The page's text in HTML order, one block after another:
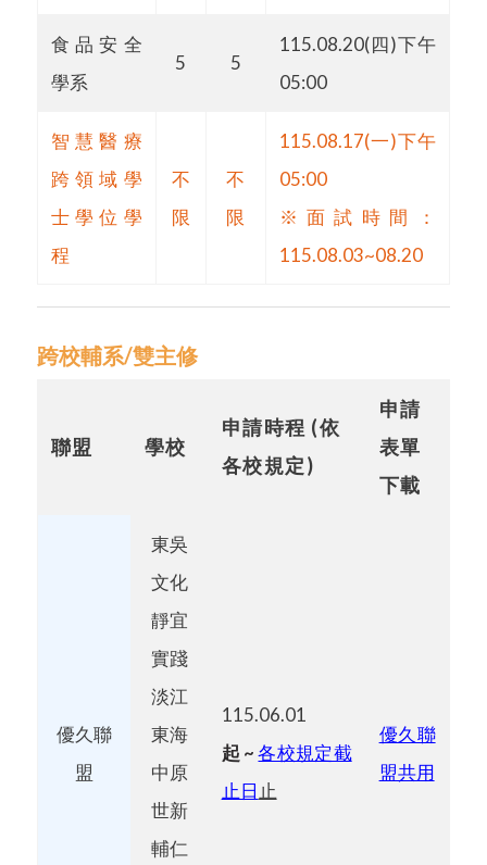
食品安全
學系
5 5
115.08.20(四)下午
05:00
智慧醫療
跨領域學
士學位學
程
不
限
不
限
115.08.17(一)下午
05:00
※面試時間：
115.08.03~08.20
跨校輔系/雙主修
聯盟 學校
申請時程 (依
各校規定)
申請
表單
下載
優久聯
盟
東吳
文化
靜宜
實踐
淡江
東海
中原
世新
輔仁
115.06.01
起 ~各校規定截
止日 止
優久聯
盟共用